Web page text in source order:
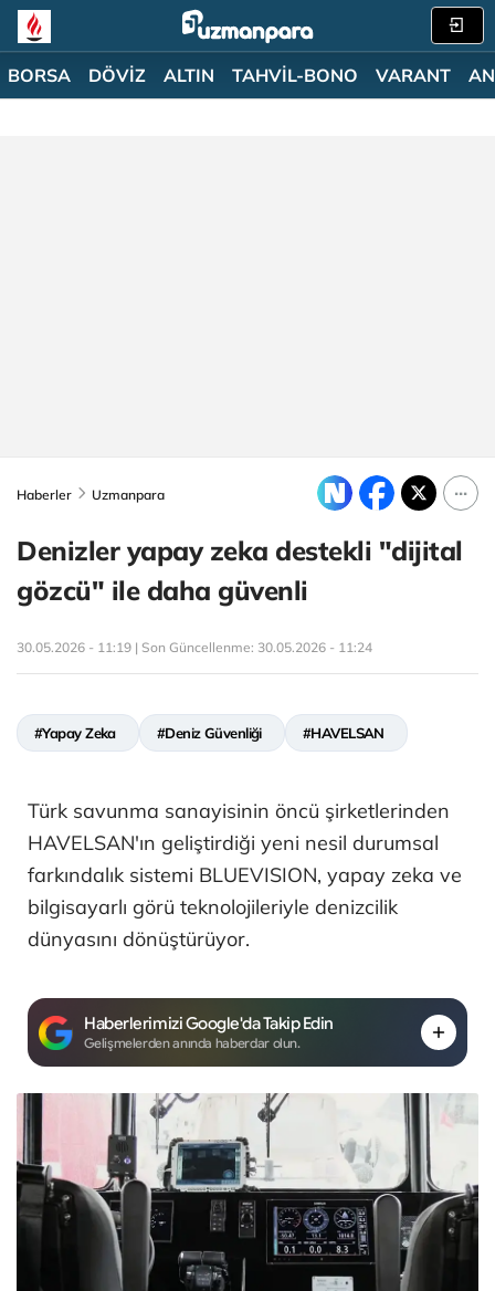
BORSA DÖVİZ ALTIN TAHVİL-BONO VARANT
Haberler Uzmanpara
Denizler yapay zeka destekli "dijital
gözcü" ile daha güvenli
30.05.2026 - 11:19 | Son Güncellenme: 30.05.2026 - 11:24
#Yapay Zeka #Deniz Güvenliği #HAVELSAN
Türk savunma sanayisinin öncü şirketlerinden
HAVELSAN'ın geliştirdiği yeni nesil durumsal
farkındalık sistemi BLUEVISION, yapay zeka ve
bilgisayarlı görü teknolojileriyle denizcilik
dünyasını dönüştürüyor.
Haberlerimizi Google'da Takip Edin
Gelişmelerden anında haberdar olun.